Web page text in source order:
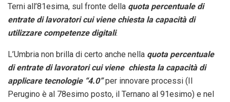
Terni all’81esima, sul fronte della quota percentuale di
entrate di lavoratori cui viene chiesta la capacità di
utilizzare competenze digitali.
L’Umbria non brilla di certo anche nella quota percentuale
di entrate di lavoratori cui viene chiesta la capacità di
applicare tecnologie “4.0”per innovare processi (Il
Perugino è al 78esimo posto, il Ternano al 91esimo) e nel